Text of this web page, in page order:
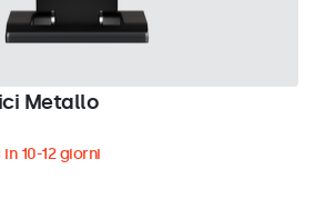
Metallo
10-12 giorni